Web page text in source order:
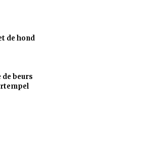
de hond
de beurs